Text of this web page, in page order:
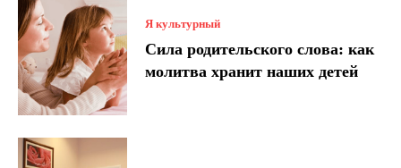
Я культурный
Сила родительского слова: как
молитва хранит наших детей